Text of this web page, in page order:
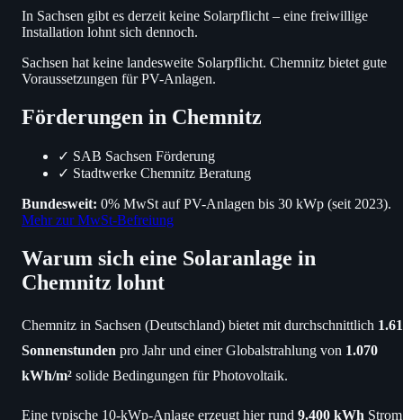
In Sachsen gibt es derzeit keine Solarpflicht – eine freiwillige
Installation lohnt sich dennoch.
Sachsen hat keine landesweite Solarpflicht. Chemnitz bietet gute
Voraussetzungen für PV-Anlagen.
Förderungen in Chemnitz
✓ SAB Sachsen Förderung
✓ Stadtwerke Chemnitz Beratung
Bundesweit: 0% MwSt auf PV-Anlagen bis 30 kWp (seit 2023).
Mehr zur MwSt-Befreiung
Warum sich eine Solaranlage in
Chemnitz lohnt
Chemnitz in Sachsen (Deutschland) bietet mit durchschnittlich
Sonnenstunden pro Jahr und einer Globalstrahlung von 1.070
kWh/m² solide Bedingungen für Photovoltaik.
Eine typische 10-kWp-Anlage erzeugt hier rund 9.400 kWh Strom